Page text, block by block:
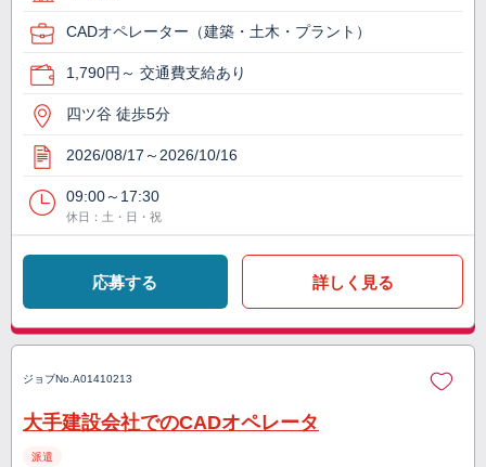
CADオペレーター（建築・土木・プラント）
1,790円～ 交通費支給あり
四ツ谷 徒歩5分
2026/08/17～2026/10/16
09:00～17:30
休日：土・日・祝
応募する 詳しく見る
ジョブNo. A01410213
大手建設会社でのCADオペレータ
派遣